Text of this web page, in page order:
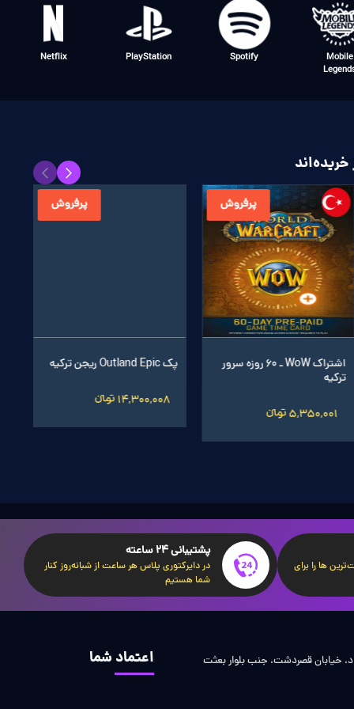
Valorant
WOW
Xbox
FC25
پرفروش
اشتراک WoW ـ 60 روزه سرور
ترکیه
5,350,001 تومانءءء
پرفروش
پک Outland Epic ریجن ترکیه
14,300,008 تومانءءء
ها را برای
پشتیبانی 24 ساعته
در دایرکتوری پلاس هر ساعت از شبانه‌روز کنار
شما هستیم
خیابان قصردشت، جنب بلوار بعثت اعتماد شما